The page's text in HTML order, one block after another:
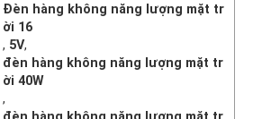
Đèn hàng không năng lượng mặt tr
ời 16
, 5V,
đèn hàng không năng lượng mặt tr
ời 40W
,
đèn hàng không năng lượng mặt tr